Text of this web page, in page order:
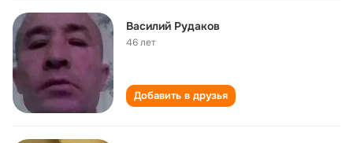
Василий Рудаков
46 лет
Добавить в друзья